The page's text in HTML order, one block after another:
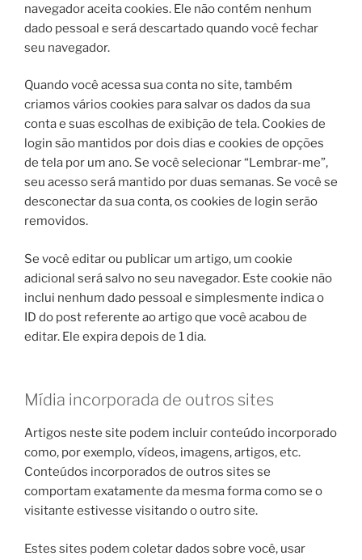
navegador aceita cookies. Ele não contém nenhum
dado pessoal e será descartado quando você fechar
seu navegador.
Quando você acessa sua conta no site, também
criamos vários cookies para salvar os dados da sua
conta e suas escolhas de exibição de tela. Cookies de
login são mantidos por dois dias e cookies de opções
de tela por um ano. Se você selecionar “Lembrar-me”,
seu acesso será mantido por duas semanas. Se você se
desconectar da sua conta, os cookies de login serão
removidos.
Se você editar ou publicar um artigo, um cookie
adicional será salvo no seu navegador. Este cookie não
inclui nenhum dado pessoal e simplesmente indica o
ID do post referente ao artigo que você acabou de
editar. Ele expira depois de 1 dia.
Mídia incorporada de outros sites
Artigos neste site podem incluir conteúdo incorporado
como, por exemplo, vídeos, imagens, artigos, etc.
Conteúdos incorporados de outros sites se
comportam exatamente da mesma forma como se o
visitante estivesse visitando o outro site.
Estes sites podem coletar dados sobre você, usar